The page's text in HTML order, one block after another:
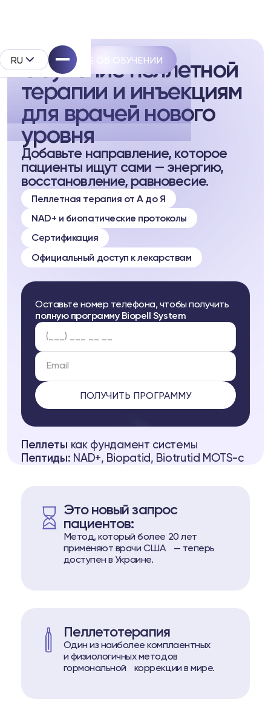
RU
Telegram
Biopell
Telegram
ПОДРОБНЕЕ ОБ ОБУЧЕНИИ
Обучение пеллетной
терапии и инъекциям
для врачей нового
уровня
Добавьте направление, которое
пациенты ищут сами — энергию,
восстановление, равновесие.
Пеллетная терапия от А до Я
NAD+ и биопатические протоколы
Сертификация
Официальный доступ к лекарствам
Оставьте номер телефона, чтобы получить
полную программу Biopell System
Пеллеты как фундамент системы
Пептиды: NAD+, Biopatid, Biotrutid MOTS-c
Это новый запрос
пациентов:
Метод, который более 20 лет
применяют врачи США — теперь
доступен в Украине.
Пеллетотерапия
Один из наиболее комплаентных
и физиологичных методов
гормональной коррекции в мире.